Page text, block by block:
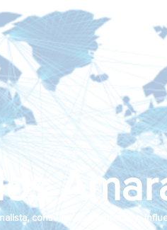
consultor de empresas e